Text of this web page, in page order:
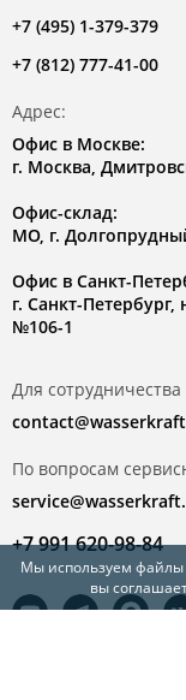
Мы используем файлы
вы
+7 (495) 1-379-379
+7 (812) 777-41-00
Адрес:
Офис в Москве:
г. Москва,
Офис-склад:
МО, г.
Офис в Санкт-
г. Санкт-
№106-1
Для
По вопросам
+7 991 620-98-84